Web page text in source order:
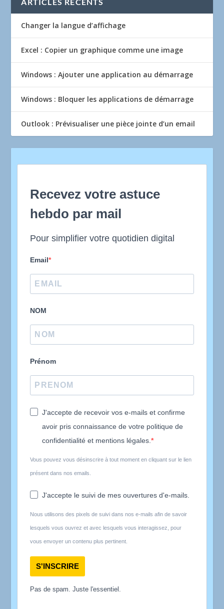
Changer la langue d’affichage
Excel : Copier un graphique comme une image
Windows : Ajouter une application au démarrage
Windows : Bloquer les applications de démarrage
Outlook : Prévisualiser une pièce jointe d’un email
Recevez votre astuce
hebdo par mail
Pour simplifier votre quotidien digital
Email
NOM
Prénom
J'accepte de recevoir vos e-mails et confirme
avoir pris connaissance de votre politique de
confidentialité et mentions légales.
Vous pouvez vous désinscrire à tout moment en cliquant sur le lien
présent dans nos emails.
J'accepte le suivi de mes ouvertures d'e-mails.
Nous utilisons des pixels de suivi dans nos e-mails afin de savoir
lesquels vous ouvrez et avec lesquels vous interagissez, pour
vous envoyer un contenu plus pertinent.
S'INSCRIRE
Pas de spam. Juste l'essentiel.